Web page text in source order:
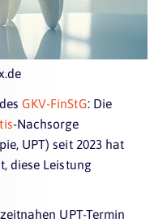
GKV-FinStG: Die
-Nachsorge
UPT) seit 2023 hat
diese Leistung
UPT-Termin